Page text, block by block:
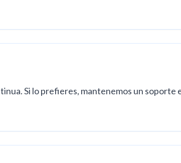
Si lo prefieres, mantenemos un soporte